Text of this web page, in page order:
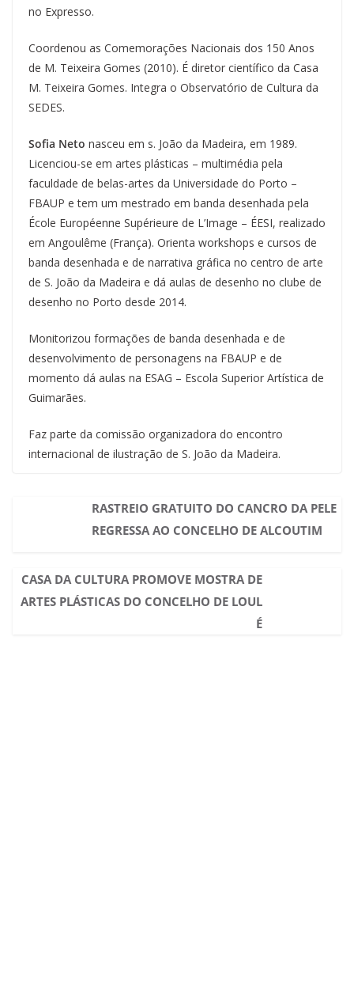
no Expresso.
Coordenou as Comemorações Nacionais dos 150 Anos
de M. Teixeira Gomes (2010). É diretor científico da Casa
M. Teixeira Gomes. Integra o Observatório de Cultura da
SEDES.
Sofia Neto nasceu em s. João da Madeira, em 1989.
Licenciou-se em artes plásticas – multimédia pela
faculdade de belas-artes da Universidade do Porto –
FBAUP e tem um mestrado em banda desenhada pela
École Européenne Supérieure de L’Image – ÉESI, realizado
em Angoulême (França). Orienta workshops e cursos de
banda desenhada e de narrativa gráfica no centro de arte
de S. João da Madeira e dá aulas de desenho no clube de
desenho no Porto desde 2014.
Monitorizou formações de banda desenhada e de
desenvolvimento de personagens na FBAUP e de
momento dá aulas na ESAG – Escola Superior Artística de
Guimarães.
Faz parte da comissão organizadora do encontro
internacional de ilustração de S. João da Madeira.
RASTREIO GRATUITO DO CANCRO DA PELE
REGRESSA AO CONCELHO DE ALCOUTIM
CASA DA CULTURA PROMOVE MOSTRA DE
ARTES PLÁSTICAS DO CONCELHO DE LOUL
É